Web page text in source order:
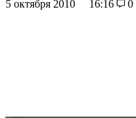
5 октября 2010 16:16 0